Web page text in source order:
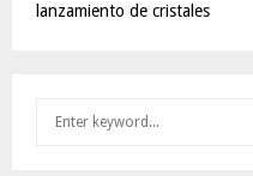
lanzamiento de cristales